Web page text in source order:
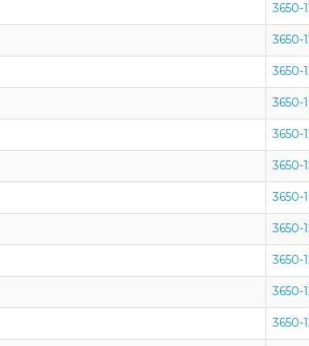
3650-
3650-
3650-
3650-
3650-
3650-
3650-
3650-
3650-
3650-
3650-